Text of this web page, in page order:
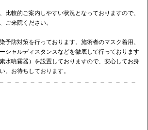
比較的ご案内しやすい状況となっておりますので、
ご来院ください。
予防対策を行っております。施術者のマスク着用、
シャルディスタンスなどを徹底して行っております
水噴霧器）を設置しておりますので、安心してお身
。お待ちしております。
－－－－－－－－－－－－－－－－－